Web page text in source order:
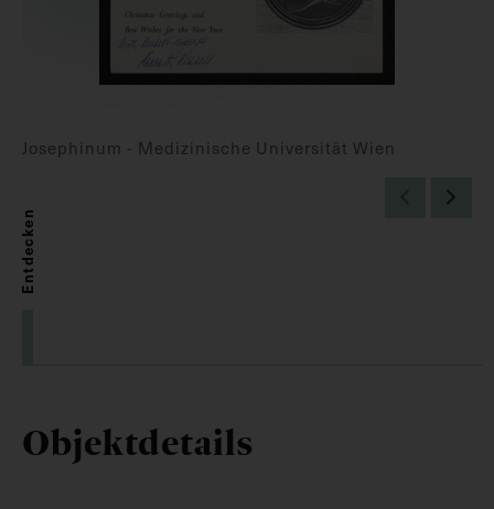
Josephinum - Medizinische Universität Wien
Entdecken
Objektdetails